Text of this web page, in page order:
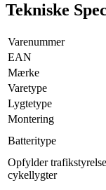
Tekniske
Varenummer
EAN
Mærke
Varetype
Lygtetype
Montering
Batteritype
Opfylder
cykellygter